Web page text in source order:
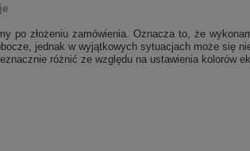
po złożeniu zamówienia. Oznacza to, że
jednak w wyjątkowych sytuacjach może się
różnić ze względu na ustawienia kolorów